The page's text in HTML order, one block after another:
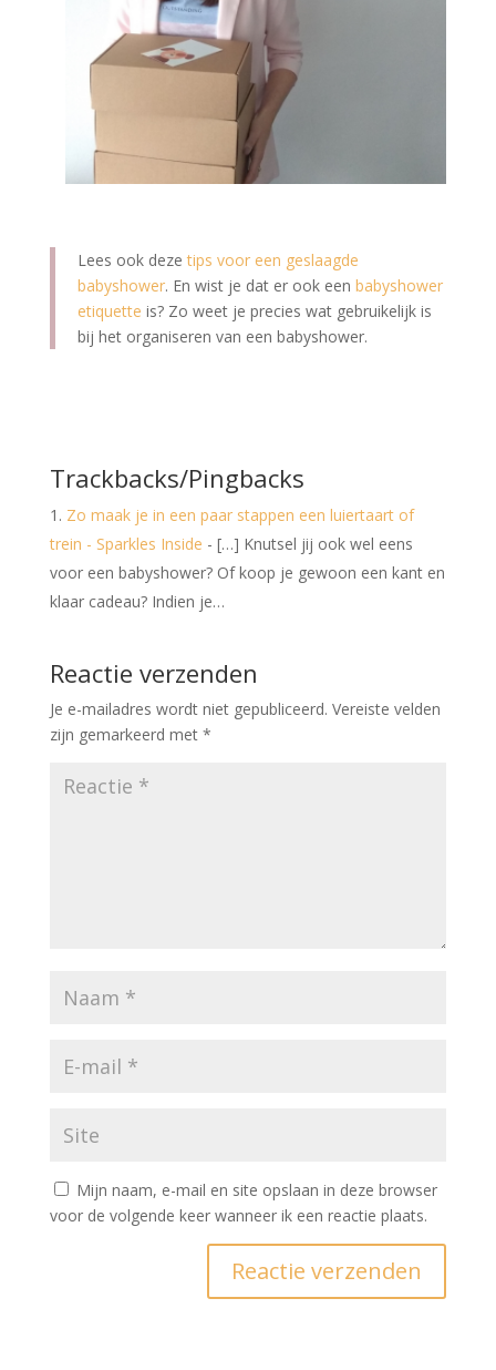
Lees ook dezetips voor een geslaagde
babyshower. En wist je dat er ook een babyshower
etiquette is? Zo weet je precies wat gebruikelijk is
bij het organiseren van een babyshower.
Trackbacks/Pingbacks
Zo maak je in een paar stappen een luiertaart of
trein - Sparkles Inside - […] Knutsel jij ook wel eens
voor een babyshower? Of koop je gewoon een kant en
klaar cadeau? Indien je…
Reactie verzenden
Je e-mailadres wordt niet gepubliceerd. Vereiste velden
zijn gemarkeerd met *
Mijn naam, e-mail en site opslaan in deze browser
voor de volgende keer wanneer ik een reactie plaats.